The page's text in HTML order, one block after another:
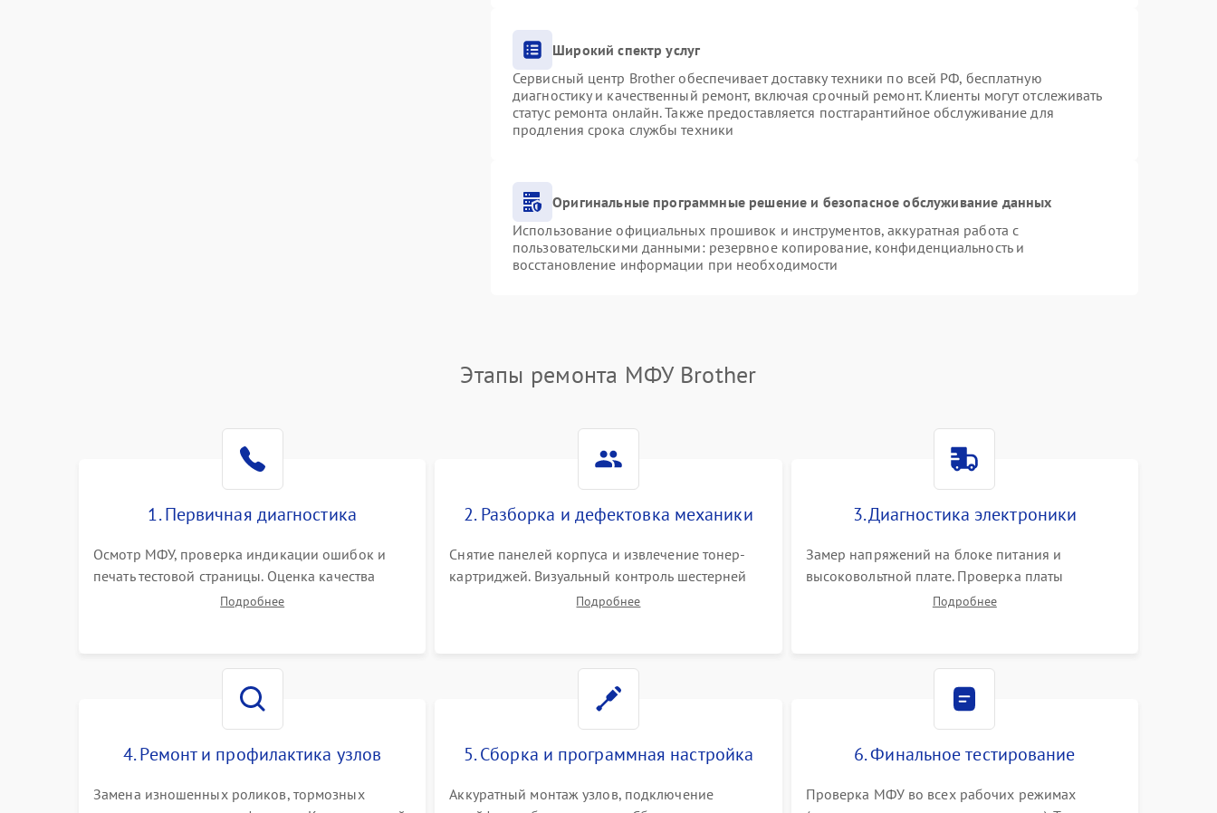
Широкий спектр услуг
Сервисный центр Brother обеспечивает доставку техники по всей РФ, бесплатную
диагностику и качественный ремонт, включая срочный ремонт. Клиенты могут отслеживать
статус ремонта онлайн. Также предоставляется постгарантийное обслуживание для
продления срока службы техники
Оригинальные программные решение и безопасное обслуживание данных
Использование официальных прошивок и инструментов, аккуратная работа с
пользовательскими данными: резервное копирование, конфиденциальность и
восстановление информации при необходимости
Этапы ремонта МФУ Brother
1. Первичная диагностика
Осмотр МФУ, проверка индикации ошибок и
печать тестовой страницы. Оценка качества
захвата бумаги и работы сканирующей линейки.
Подробнее
2. Разборка и дефектовка механики
Снятие панелей корпуса и извлечение тонер-
картриджей. Визуальный контроль шестерней
редуктора, роликов захвата, термопленки и
Подробнее
3. Диагностика электроники
Замер напряжений на блоке питания и
высоковольтной плате. Проверка платы
форматирования, целостности плоских шлейфов
Подробнее
4. Ремонт и профилактика узлов
Замена изношенных роликов, тормозных
5. Сборка и программная настройка
Аккуратный монтаж узлов, подключение
6. Финальное тестирование
Проверка МФУ во всех рабочих режимах